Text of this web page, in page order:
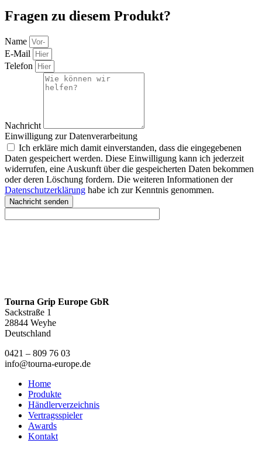
Fragen zu diesem Produkt?
Name
E-Mail
Telefon
Nachricht
Einwilligung zur Datenverarbeitung
Ich erkläre mich damit einverstanden, dass die eingegebenen
Daten gespeichert werden. Diese Einwilligung kann ich jederzeit
widerrufen, eine Auskunft über die gespeicherten Daten bekommen
oder deren Löschung fordern. Die weiteren Informationen der
Datenschutzerklärung habe ich zur Kenntnis genommen.
Nachricht senden
Tourna Grip Europe GbR
Sackstraße 1
28844 Weyhe
Deutschland
0421 – 809 76 03
info@tourna-europe.de
Home
Produkte
Händlerverzeichnis
Vertragsspieler
Awards
Kontakt